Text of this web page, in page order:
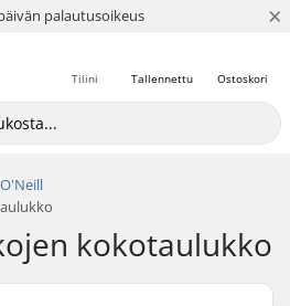
palautusoikeus
4.8 / 5 ×
Ostoskori
Tallennettu
Tilini
O'Neill
kokotaulukko